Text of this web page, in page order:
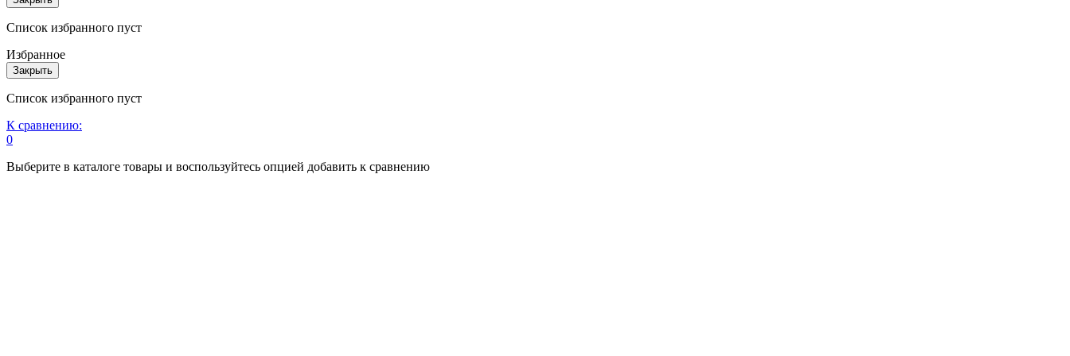
Список избранного пуст
Избранное
Закрыть
Список избранного пуст
К сравнению:
0
Выберите в каталоге товары и воспользуйтесь опцией добавить к сравнению